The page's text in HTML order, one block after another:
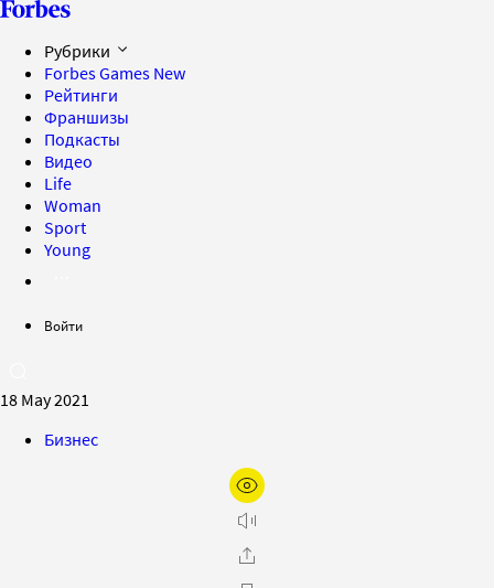
Рубрики
Forbes Games New
Рейтинги
Франшизы
Подкасты
Видео
Life
Woman
Sport
Young
Войти
18 May 2021
Бизнес